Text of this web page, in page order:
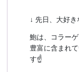
↓ 先日、大好き
鮑は、コラー
豊富に含まれ
す☝️